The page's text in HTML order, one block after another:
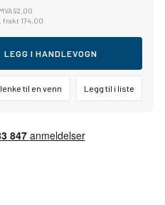
92,00
frakt 174,00
LEGG I HANDLEVOGN
til en venn Legg til i liste